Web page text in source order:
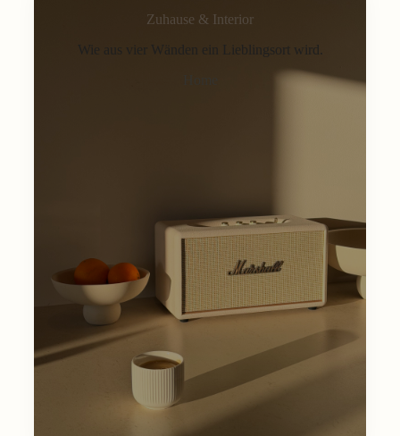
Zuhause & Interior
Wie aus vier Wänden ein Lieblingsort wird.